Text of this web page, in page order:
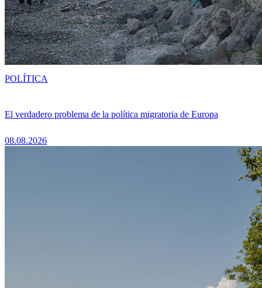
El verdadero problema de la política migratoria de Europa
08.08.2026
POLÍTICA